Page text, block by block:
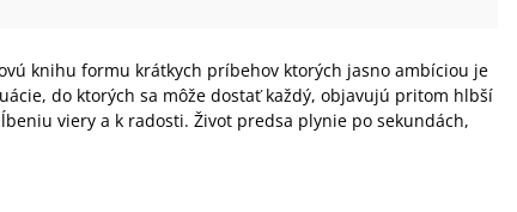
knihu formu krátkych príbehov ktorých jasno ambíciou je
do ktorých sa môže dostať každý, objavujú pritom hlbší
viery a k radosti. Život predsa plynie po sekundách,